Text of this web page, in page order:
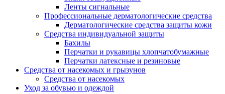
Ленты сигнальные
Профессиональные дерматологические средства
Дерматологические средства защиты кожи
Средства индивидуальной защиты
Бахилы
Перчатки и рукавицы хлопчатобумажные
Перчатки латексные и резиновые
Средства от насекомых и грызунов
Средства от насекомых
Уход за обувью и одеждой